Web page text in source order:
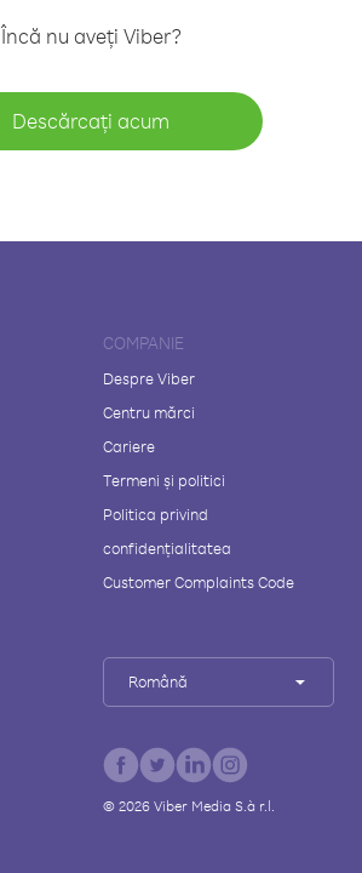
Încă nu aveți Viber?
Descărcați acum
COMPANIE
Despre Viber
Centru mărci
Cariere
Termeni și politici
Politica privind
confidențialitatea
Customer Complaints Code
Română
© 2026Viber Media S.à r.l.